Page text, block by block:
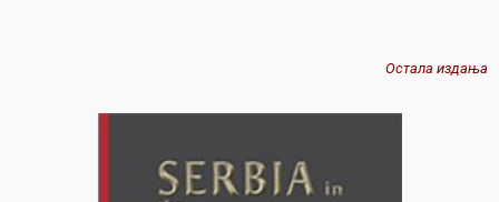
Остала издања